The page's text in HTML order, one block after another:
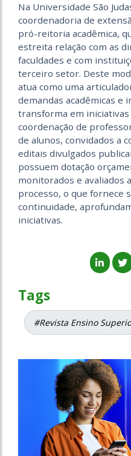
Na Universidade São
coordenadoria de
pró-reitoria acadêmica,
estreita relação com as
faculdades e com
terceiro setor. Deste
atua como uma
demandas acadêmicas e
transforma em
coordenação de
de alunos, convidados a
editais divulgados
possuem dotação
monitorados e avaliados
processo, o que fornece
continuidade,
iniciativas.
Tags
#Revista Ensino